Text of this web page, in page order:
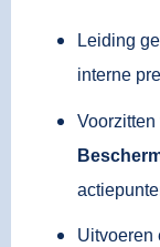
Leiding
interne
Uitvoeren